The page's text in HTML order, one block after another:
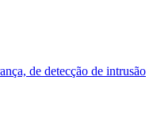
de detecção de intrusão